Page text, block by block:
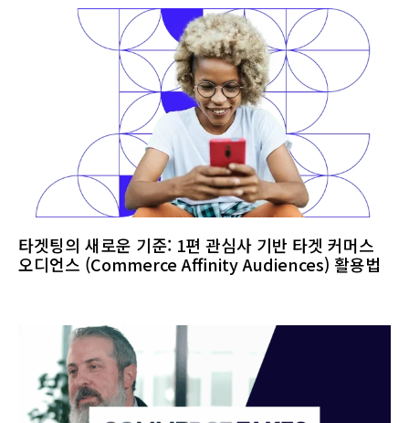
타겟팅의 새로운 기준: 1편 관심사 기반 타겟 커머스
오디언스 (Commerce Affinity Audiences) 활용법